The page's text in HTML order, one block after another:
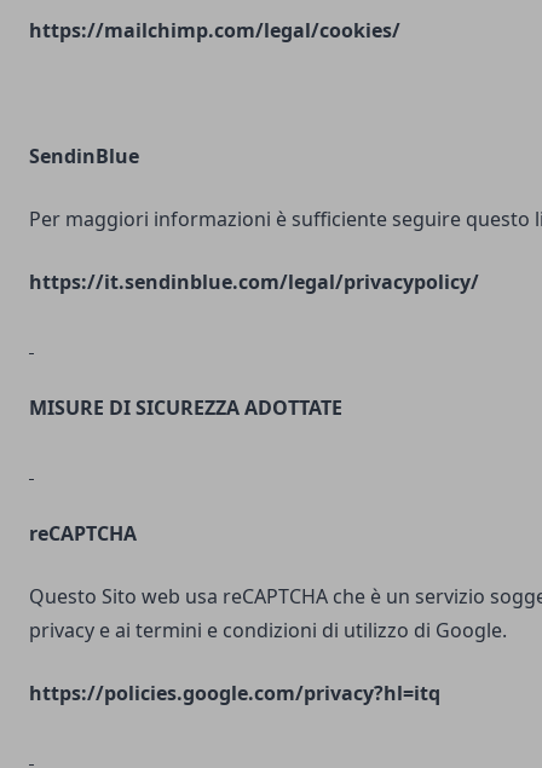
https://mailchimp.com/legal/cookies/
SendinBlue
Per maggiori informazioni è sufficiente seguire questo
https://it.sendinblue.com/legal/privacypolicy/
MISURE DI SICUREZZA ADOTTATE
reCAPTCHA
Questo Sito web usa reCAPTCHA che è un servizio
privacy e ai termini e condizioni di utilizzo di Google.
https://policies.google.com/privacy?hl=itq